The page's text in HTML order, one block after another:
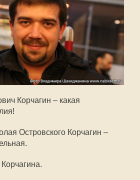
Корчагин – какая
Островского Корчагин –